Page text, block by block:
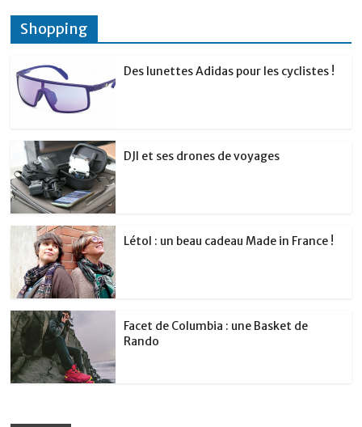
Shopping
Des lunettes Adidas pour les cyclistes !
DJI et ses drones de voyages
Létol : un beau cadeau Made in France !
Facet de Columbia : une Basket de
Rando